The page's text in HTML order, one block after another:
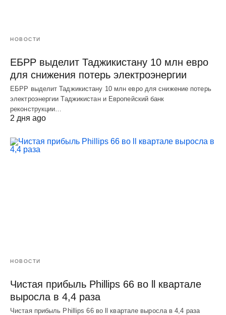
НОВОСТИ
ЕБРР выделит Таджикистану 10 млн евро
для снижения потерь электроэнергии
ЕБРР выделит Таджикистану 10 млн евро для снижение потерь
электроэнергии Таджикистан и Европейский банк
реконструкции…
2 дня ago
НОВОСТИ
Чистая прибыль Phillips 66 во ll квартале
выросла в 4,4 раза
Чистая прибыль Phillips 66 во ll квартале выросла в 4,4 раза